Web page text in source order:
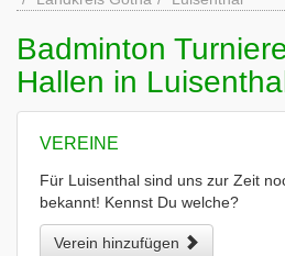
Badminton
Hallen in
VEREINE
Für Luisenthal sind uns zur Zeit
bekannt! Kennst Du welche?
Verein hinzufügen